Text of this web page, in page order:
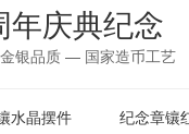
年庆典纪念
银品质 — 国家造币工艺
水晶摆件 纪念章镶